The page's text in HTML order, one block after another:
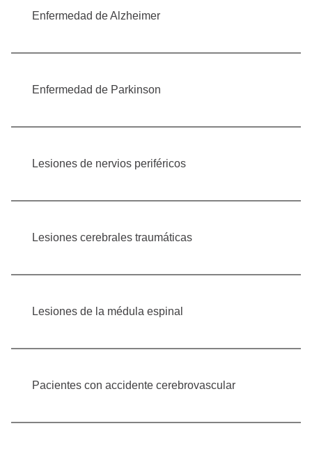
Enfermedad de Alzheimer
Enfermedad de Parkinson
Lesiones de nervios periféricos
Lesiones cerebrales traumáticas
Lesiones de la médula espinal
Pacientes con accidente cerebrovascular